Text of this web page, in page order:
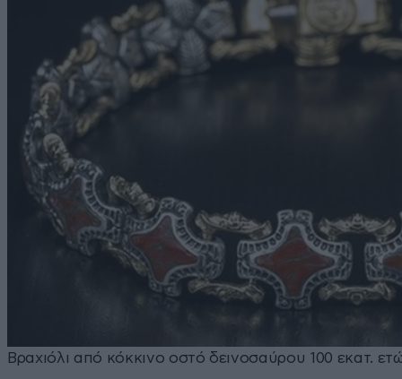
Βραχιόλι από κόκκινο οστό δεινοσαύρου 100 εκατ.